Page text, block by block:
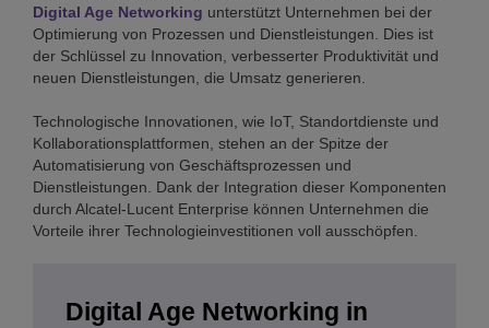
Digital Age Networking unterstützt Unternehmen bei der
Optimierung von Prozessen und Dienstleistungen. Dies ist
der Schlüssel zu Innovation, verbesserter Produktivität und
neuen Dienstleistungen, die Umsatz generieren.
Technologische Innovationen, wie IoT, Standortdienste und
Kollaborationsplattformen, stehen an der Spitze der
Automatisierung von Geschäftsprozessen und
Dienstleistungen. Dank der Integration dieser Komponenten
durch Alcatel-Lucent Enterprise können Unternehmen die
Vorteile ihrer Technologieinvestitionen voll ausschöpfen.
Digital Age Networking in